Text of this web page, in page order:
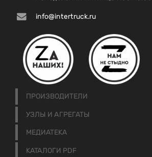
info@intertruck.ru
ПРОИЗВОДИТЕЛИ
УЗЛЫ И АГРЕГАТЫ
МЕДИАТЕКА
КАТАЛОГИ PDF